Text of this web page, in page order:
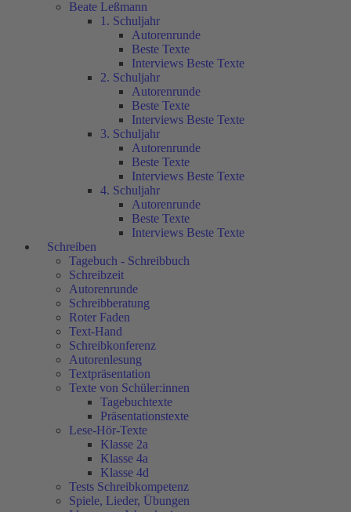
Beate Leßmann
1. Schuljahr
Autorenrunde
Beste Texte
Interviews Beste Texte
2. Schuljahr
Autorenrunde
Beste Texte
Interviews Beste Texte
3. Schuljahr
Autorenrunde
Beste Texte
Interviews Beste Texte
4. Schuljahr
Autorenrunde
Beste Texte
Interviews Beste Texte
Schreiben
Tagebuch - Schreibbuch
Schreibzeit
Autorenrunde
Schreibberatung
Roter Faden
Text-Hand
Schreibkonferenz
Autorenlesung
Textpräsentation
Texte von Schüler:innen
Tagebuchtexte
Präsentationstexte
Lese-Hör-Texte
Klasse 2a
Klasse 4a
Klasse 4d
Tests Schreibkompetenz
Spiele, Lieder, Übungen